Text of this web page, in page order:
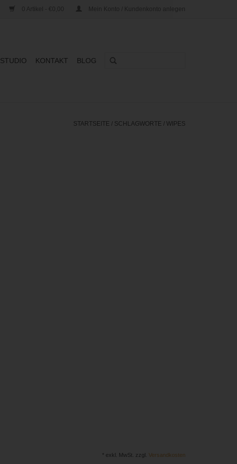
0 Artikel - €0,00 Mein Konto / Kundenkonto anlegen
STUDIO KONTAKT BLOG
STARTSEITE / SCHLAGWORTE /WIPES
* exkl. MwSt. zzgl. Versandkosten